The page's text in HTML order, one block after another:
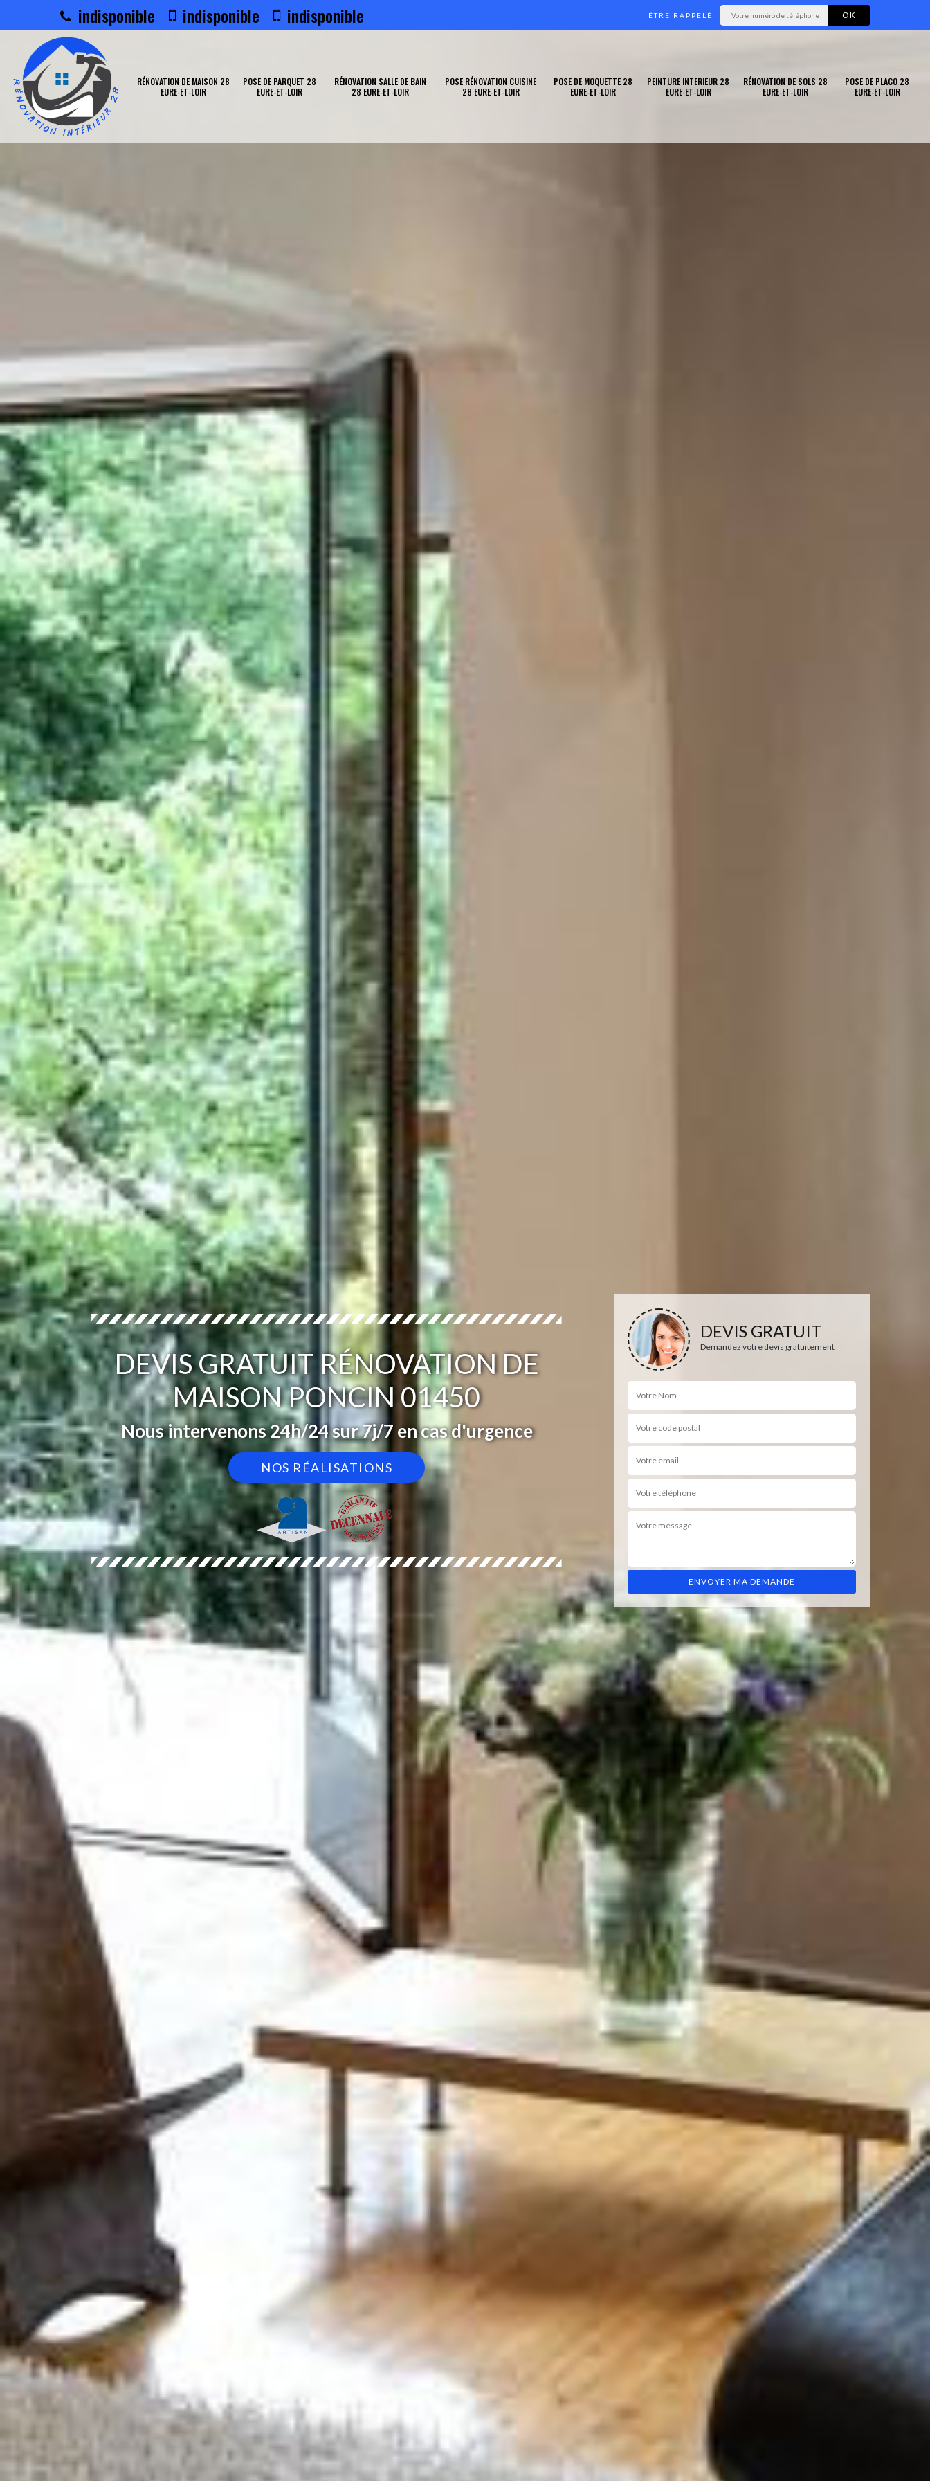
indisponible indisponible indisponible ÊTRE RAPPELÉ
RÉNOVATION DE MAISON 28
EURE-ET-LOIR
POSE DE PARQUET 28
EURE-ET-LOIR
RÉNOVATION SALLE DE BAIN
28 EURE-ET-LOIR
POSE RÉNOVATION CUISINE
28 EURE-ET-LOIR
POSE DE MOQUETTE 28
EURE-ET-LOIR
PEINTURE INTERIEUR 28
EURE-ET-LOIR
RÉNOVATION DE SOLS 28
EURE-ET-LOIR
POSE DE PLACO 28
EURE-ET-LOIR
DEVIS GRATUIT RÉNOVATION DE
MAISON PONCIN 01450
Nous intervenons 24h/24 sur 7j/7 en cas d'urgence
NOS RÉALISATIONS
DEVIS GRATUIT
Demandez votre devis gratuitement